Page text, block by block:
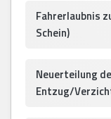
Fahrerlaubnis
Schein)
Neuerteilung
Entzug/